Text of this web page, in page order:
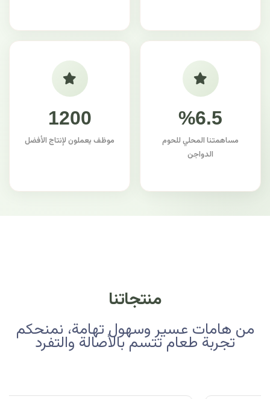
%6.5
مساهمتنا المحلي للحوم
الدواجن
1200
موظف يعملون لإنتاج الأفضل
منتجاتنا
من هامات عسير وسهول تهامة، نمنحكم
تجربة طعام تتسم بالأصالة والتفرد